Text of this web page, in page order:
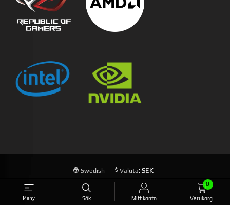
Meny Sök Mitt konto Varukorg
0
Swedish Valuta: SEK
FRAKT SÄKERHET OCH SEKRETESS BLOGG